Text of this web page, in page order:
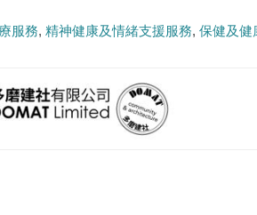
服務 精神健康及情緒支援服務 保健及健